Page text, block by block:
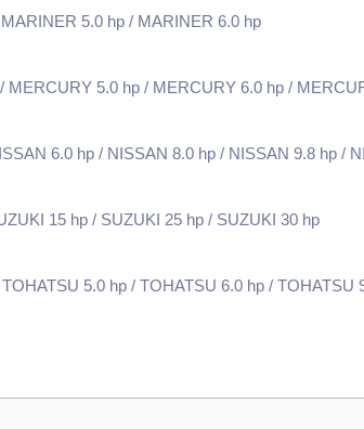
5.0 hp / MARINER 6.0 hp
MERCURY 5.0 hp / MERCURY 6.0 hp /
6.0 hp / NISSAN 8.0 hp / NISSAN 9.8 hp /
15 hp / SUZUKI 25 hp / SUZUKI 30 hp
5.0 hp / TOHATSU 6.0 hp /
teşekkür ederiz.